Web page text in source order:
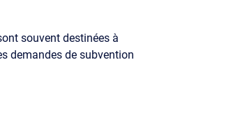
souvent destinées à
demandes de subvention